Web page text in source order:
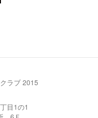
ラブ 2015
目1の1